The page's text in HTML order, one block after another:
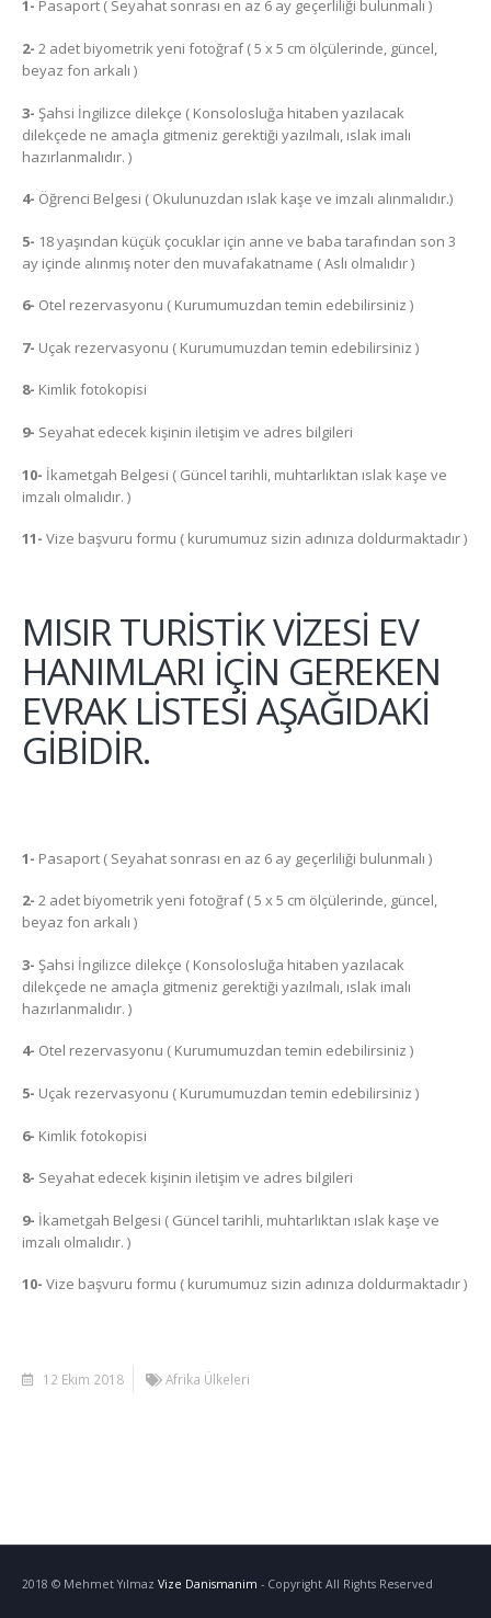
1- Pasaport ( Seyahat sonrası en az 6 ay geçerliliği bulunmalı )
2- 2 adet biyometrik yeni fotoğraf ( 5 x 5 cm ölçülerinde, güncel,
beyaz fon arkalı )
3- Şahsi İngilizce dilekçe ( Konsolosluğa hitaben yazılacak
dilekçede ne amaçla gitmeniz gerektiği yazılmalı, ıslak imalı
hazırlanmalıdır. )
4- Öğrenci Belgesi ( Okulunuzdan ıslak kaşe ve imzalı alınmalıdır.)
5- 18 yaşından küçük çocuklar için anne ve baba tarafından son 3
ay içinde alınmış noter den muvafakatname ( Aslı olmalıdır )
6- Otel rezervasyonu ( Kurumumuzdan temin edebilirsiniz )
7- Uçak rezervasyonu ( Kurumumuzdan temin edebilirsiniz )
8- Kimlik fotokopisi
9- Seyahat edecek kişinin iletişim ve adres bilgileri
10- İkametgah Belgesi ( Güncel tarihli, muhtarlıktan ıslak kaşe ve
imzalı olmalıdır. )
11- Vize başvuru formu ( kurumumuz sizin adınıza doldurmaktadır )
MISIR TURİSTİK VİZESİ EV
HANIMLARI İÇİN GEREKEN
EVRAK LİSTESİ AŞAĞIDAKİ
GİBİDİR.
1- Pasaport ( Seyahat sonrası en az 6 ay geçerliliği bulunmalı )
2- 2 adet biyometrik yeni fotoğraf ( 5 x 5 cm ölçülerinde, güncel,
beyaz fon arkalı )
3- Şahsi İngilizce dilekçe ( Konsolosluğa hitaben yazılacak
dilekçede ne amaçla gitmeniz gerektiği yazılmalı, ıslak imalı
hazırlanmalıdır. )
4- Otel rezervasyonu ( Kurumumuzdan temin edebilirsiniz )
5- Uçak rezervasyonu ( Kurumumuzdan temin edebilirsiniz )
6- Kimlik fotokopisi
8- Seyahat edecek kişinin iletişim ve adres bilgileri
9- İkametgah Belgesi ( Güncel tarihli, muhtarlıktan ıslak kaşe ve
imzalı olmalıdır. )
10- Vize başvuru formu ( kurumumuz sizin adınıza doldurmaktadır )
12 Ekim 2018 Afrika Ülkeleri
2018 © Mehmet Yılmaz Vize Danismanim - Copyright All Rights Reserved